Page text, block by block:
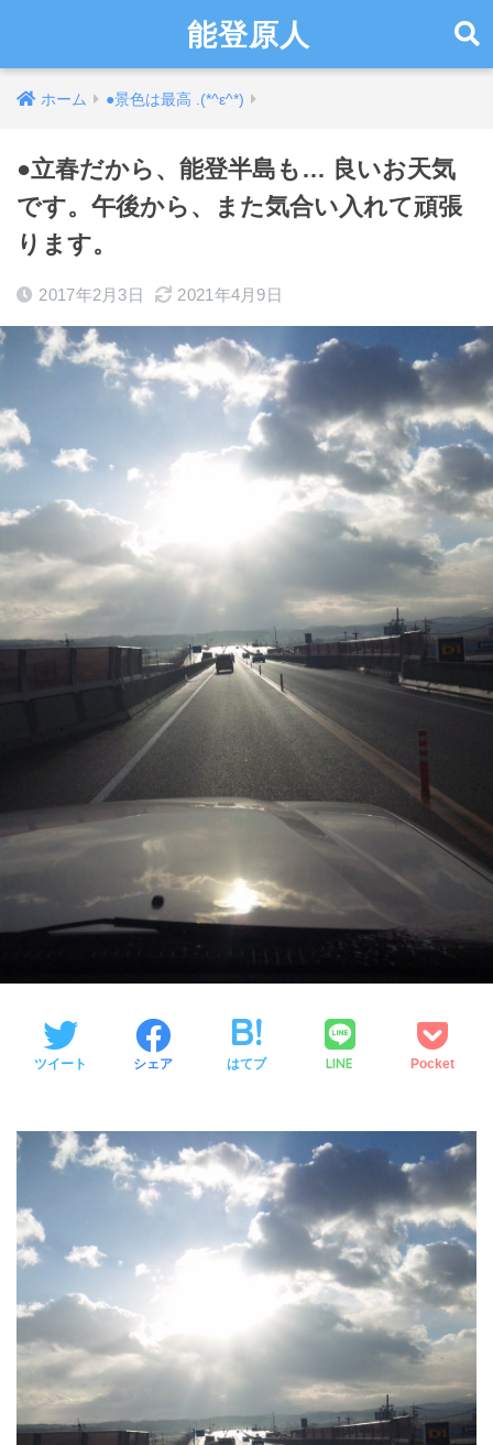
能登原人
ホーム ●景色は最高 .(*^ε^*)
●立春だから、能登半島も… 良いお天気
です。午後から、また気合い入れて頑張
ります。
2017年2月3日 2021年4月9日
ツイート シェア はてブ LINE Pocket